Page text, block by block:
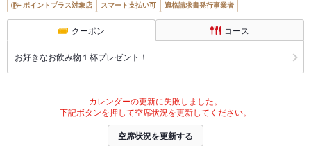
ポイントプラス対象店
スマート支払い可 適格請求書発行事業者
クーポン コース
お好きなお飲み物１杯プレゼント！
カレンダーの更新に失敗しました。
下記ボタンを押して空席状況を更新してください。
空席状況を更新する